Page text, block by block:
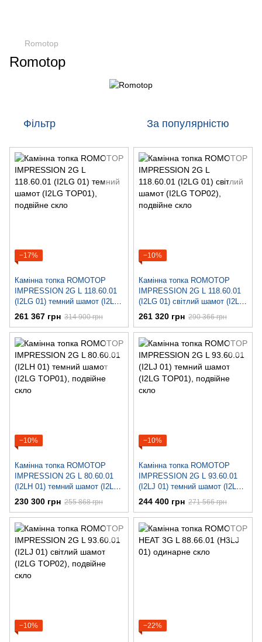
Romotop
Romotop
Фільтр За популярністю
−17%
Камінна топка ROMOTOP
IMPRESSION 2G L 118.60.01
(I2LG 01) темний шамот (I2LG
TOP01), подвійне скло
261 367 грн 314 900 грн
−10%
Камінна топка ROMOTOP
IMPRESSION 2G L 118.60.01
(I2LG 01) світлий шамот (I2LG
TOP02), подвійне скло
261 320 грн 290 366 грн
−10%
Камінна топка ROMOTOP
IMPRESSION 2G L 80.60.01
(I2LH 01) темний шамот (I2LG
TOP01), подвійне скло
230 300 грн 255 868 грн
−10%
Камінна топка ROMOTOP
IMPRESSION 2G L 93.60.01
(I2LJ 01) темний шамот (I2LG
TOP01), подвійне скло
244 400 грн 271 566 грн
−10% −22%